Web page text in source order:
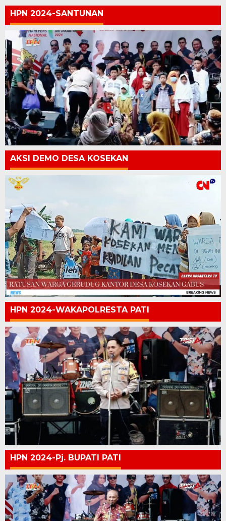
HPN 2024-SANTUNAN
AKSI DEMO DESA KOSEKAN
HPN 2024-WAKAPOLRESTA PATI
HPN 2024-Pj. BUPATI PATI